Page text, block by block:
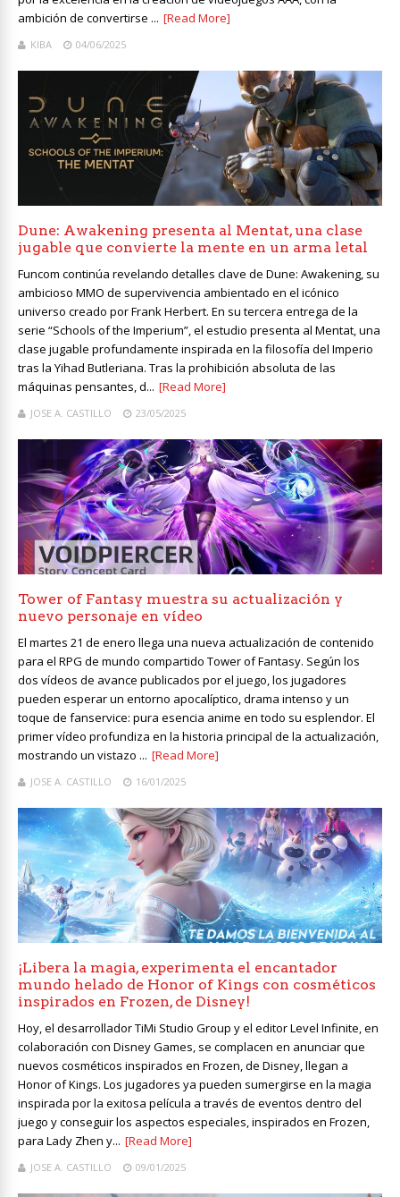
ambición de convertirse ... [Read More]
KIBA 04/06/2025
Dune: Awakening presenta al Mentat, una clase
jugable que convierte la mente en un arma letal
Funcom continúa revelando detalles clave de Dune: Awakening, su
ambicioso MMO de supervivencia ambientado en el icónico
universo creado por Frank Herbert. En su tercera entrega de la
serie “Schools of the Imperium”, el estudio presenta al Mentat, una
clase jugable profundamente inspirada en la filosofía del Imperio
tras la Yihad Butleriana. Tras la prohibición absoluta de las
máquinas pensantes, d... [Read More]
JOSE A. CASTILLO 23/05/2025
Tower of Fantasy muestra su actualización y
nuevo personaje en vídeo
El martes 21 de enero llega una nueva actualización de contenido
para el RPG de mundo compartido Tower of Fantasy. Según los
dos vídeos de avance publicados por el juego, los jugadores
pueden esperar un entorno apocalíptico, drama intenso y un
toque de fanservice: pura esencia anime en todo su esplendor. El
primer vídeo profundiza en la historia principal de la actualización,
mostrando un vistazo ... [Read More]
JOSE A. CASTILLO 16/01/2025
¡Libera la magia, experimenta el encantador
mundo helado de Honor of Kings con cosméticos
inspirados en Frozen, de Disney!
Hoy, el desarrollador TiMi Studio Group y el editor Level Infinite, en
colaboración con Disney Games, se complacen en anunciar que
nuevos cosméticos inspirados en Frozen, de Disney, llegan a
Honor of Kings. Los jugadores ya pueden sumergirse en la magia
inspirada por la exitosa película a través de eventos dentro del
juego y conseguir los aspectos especiales, inspirados en Frozen,
para Lady Zhen y... [Read More]
JOSE A. CASTILLO 09/01/2025